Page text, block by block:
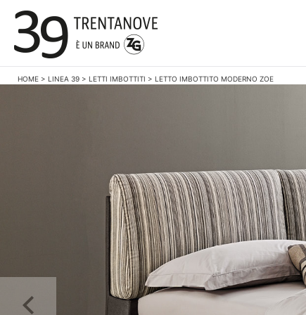
HOME > LINEA 39 > LETTI IMBOTTITI > LETTO IMBOTTITO MODERNO ZOE